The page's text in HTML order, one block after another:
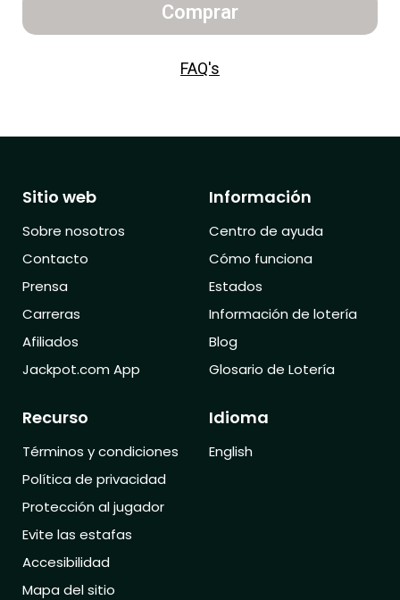
Comprar
FAQ's
Sitio web
Sobre nosotros
Contacto
Prensa
Carreras
Afiliados
Jackpot.com App
Información
Centro de ayuda
Cómo funciona
Estados
Información de lotería
Blog
Glosario de Lotería
Recurso
Términos y condiciones
Política de privacidad
Protección al jugador
Evite las estafas
Accesibilidad
Mapa del sitio
Idioma
English